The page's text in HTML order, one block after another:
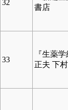
32
書店
33
『生薬
正夫 下